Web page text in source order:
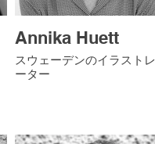
Annika Huett
スウェーデンのイラストレ
ーター